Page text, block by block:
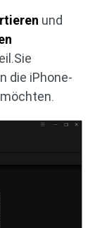
und
die iPhone-